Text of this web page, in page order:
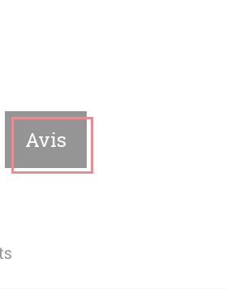
Avis